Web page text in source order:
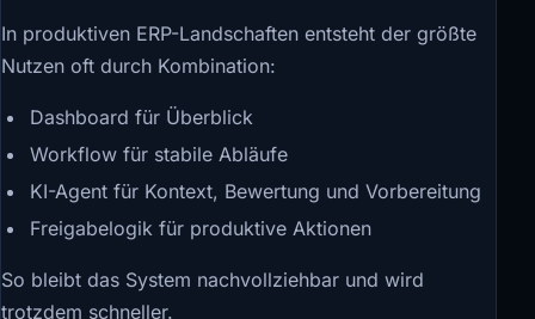
In produktiven ERP-Landschaften entsteht der größte
Nutzen oft durch Kombination:
Dashboard für Überblick
Workflow für stabile Abläufe
KI-Agent für Kontext, Bewertung und Vorbereitung
Freigabelogik für produktive Aktionen
So bleibt das System nachvollziehbar und wird
trotzdem schneller.